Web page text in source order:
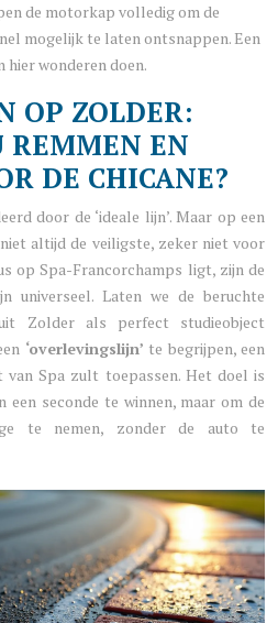
de motorkap volledig om de
mogelijk te laten ontsnappen. Een
wonderen doen.
OP ZOLDER:
REMMEN EN
DE CHICANE?
door de ‘ideale lijn’. Maar op een
altijd de veiligste, zeker niet voor
op Spa-Francorchamps ligt, zijn de
universeel. Laten we de beruchte
Zolder als perfect studieobject
‘overlevingslijn’ te begrijpen, een
Spa zult toepassen. Het doel is
seconde te winnen, maar om de
te nemen, zonder de auto te